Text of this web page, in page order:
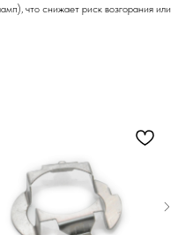
что снижает риск возгорания или